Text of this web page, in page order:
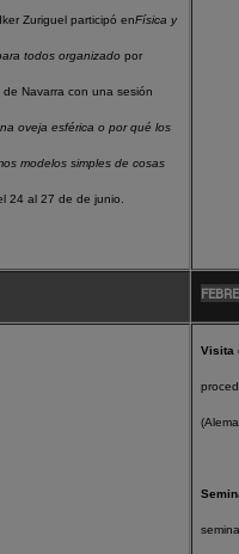
Iker Zuriguel participó enFísica y
todos organizado por
de Navarra con una sesión
oveja esférica o por qué los
modelos simples de cosas
24 al 27 de de junio.
Visita